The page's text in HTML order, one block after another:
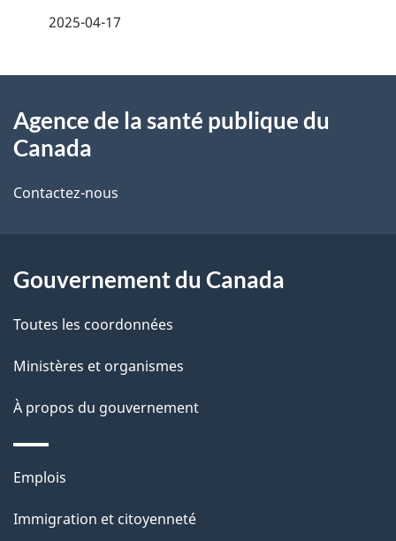
i
s
e
l
a
p
a
g
e
2025-04-17
propos
de
ce
Agence de la santé publique du
Canada
Contactez-nous
Gouvernement du Canada
Toutes les coordonnées
Ministères et organismes
À propos du gouvernement
Thèmes
sujets
Emplois
Immigration et citoyenneté